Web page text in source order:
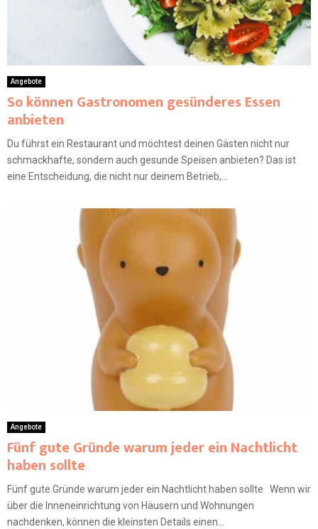
Angebote
So können Gastronomen gesünderes Essen
anbieten
Du führst ein Restaurant und möchtest deinen Gästen nicht nur
schmackhafte, sondern auch gesunde Speisen anbieten? Das ist
eine Entscheidung, die nicht nur deinem Betrieb,...
Angebote
Fünf gute Gründe warum jeder ein Nachtlicht
haben sollte
Fünf gute Gründe warum jeder ein Nachtlicht haben sollte Wenn wir
über die Inneneinrichtung von Häusern und Wohnungen
nachdenken, können die kleinsten Details einen...